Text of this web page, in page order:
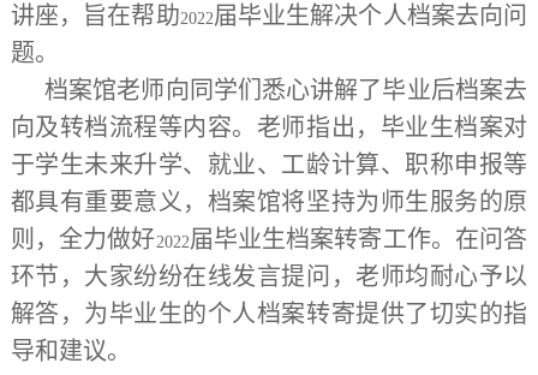
讲座，旨在帮助2022届毕业生解决个人档案去向问
题。
档案馆老师向同学们悉心讲解了毕业后档案去
向及转档流程等内容。老师指出，毕业生档案对
于学生未来升学、就业、工龄计算、职称申报等
都具有重要意义，档案馆将坚持为师生服务的原
则，全力做好2022届毕业生档案转寄工作。在问答
环节，大家纷纷在线发言提问，老师均耐心予以
解答，为毕业生的个人档案转寄提供了切实的指
导和建议。